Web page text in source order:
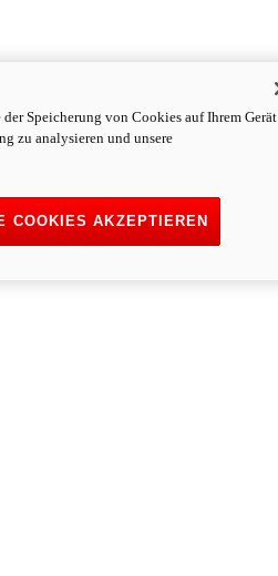
Speicherung von Cookies auf Ihrem Gerät
zu analysieren und unsere
COOKIES AKZEPTIEREN